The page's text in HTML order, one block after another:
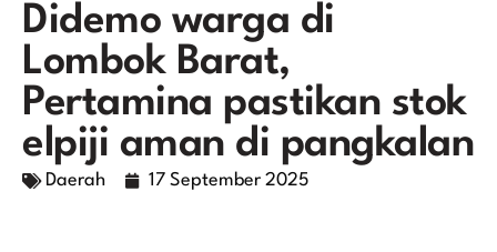
Didemo warga di
Lombok Barat,
Pertamina pastikan stok
elpiji aman di pangkalan
Daerah 17 September 2025